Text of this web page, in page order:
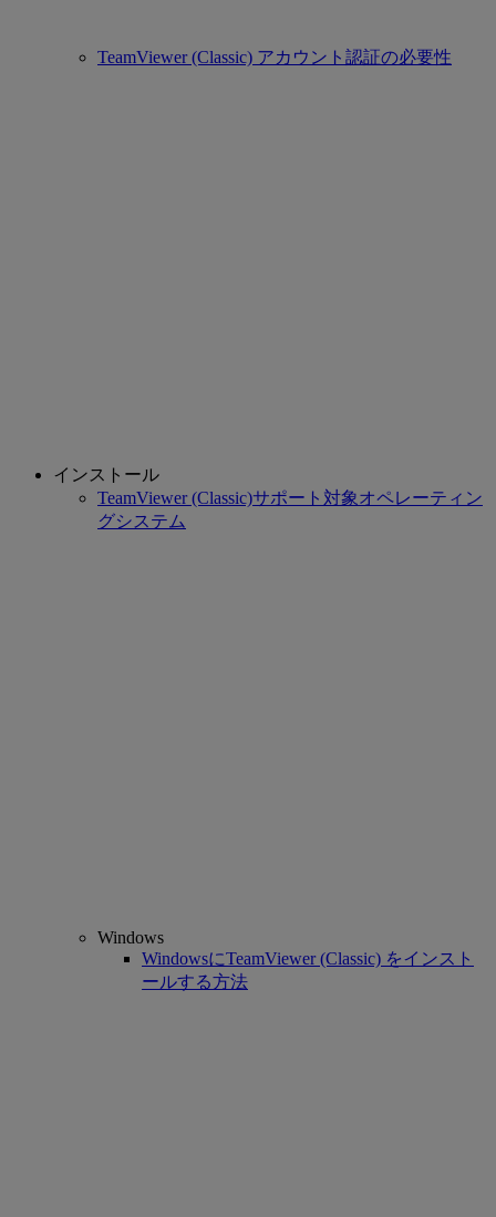
TeamViewer (Classic) アカウント認証の必要性
インストール
TeamViewer (Classic)サポート対象オペレーティン
グシステム
Windows
WindowsにTeamViewer (Classic) をインスト
ールする方法